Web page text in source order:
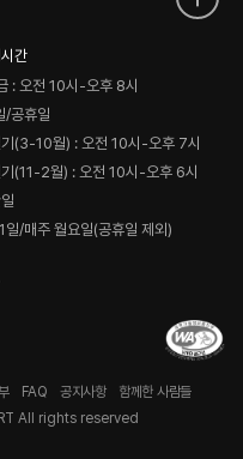
간
: 오전 10시-오후 8시
/공휴일
(3-10월) : 오전 10시-오후 7시
(11-2월) : 오전 10시-오후 6시
일/매주 월요일(공휴일 제외)
FAQ 공지사항
함께한 사람들
All rights reserved